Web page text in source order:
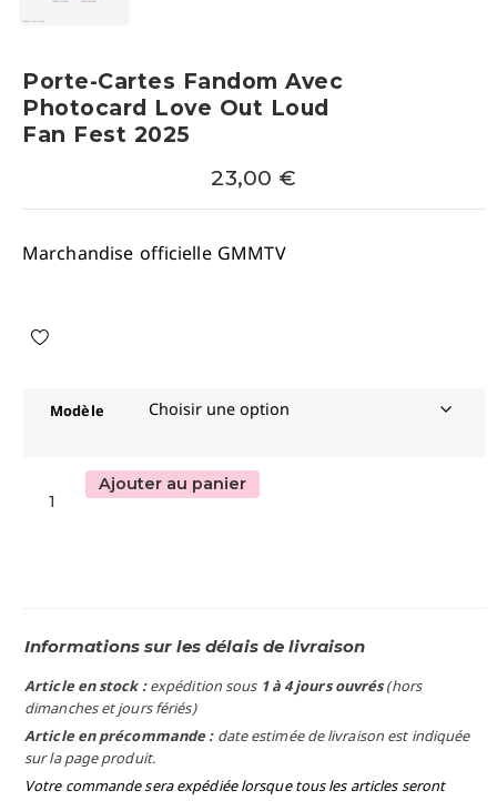
Porte-Cartes Fandom Avec
Photocard Love Out Loud
Fan Fest 2025
23,00 €
Marchandise officielle GMMTV
Modèle
Ajouter au panier
Informations sur les délais de livraison
Article en stock :expédition sous 1 à 4 jours ouvrés(hors
dimanches et jours fériés)
Article en précommande : date estimée de livraison est indiquée
sur la page produit.
Votre commande sera expédiée lorsque tous les articles seront